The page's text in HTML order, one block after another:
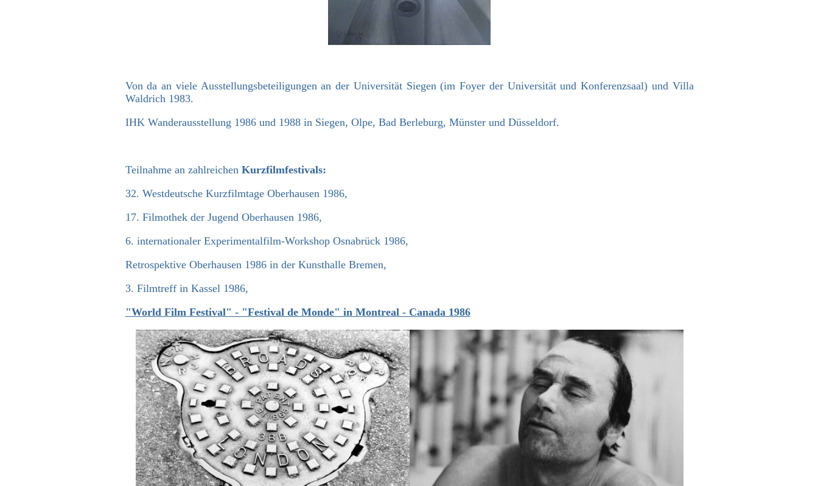
Von da an viele Ausstellungsbeteiligungen an der Universität Siegen (im Foyer der Universität und Konferenzsaal) und Villa
Waldrich 1983.
IHK Wanderausstellung 1986 und 1988 in Siegen, Olpe, Bad Berleburg, Münster und Düsseldorf.
Teilnahme an zahlreichen Kurzfilmfestivals:
32. Westdeutsche Kurzfilmtage Oberhausen 1986,
17. Filmothek der Jugend Oberhausen 1986,
6. internationaler Experimentalfilm-Workshop Osnabrück 1986,
Retrospektive Oberhausen 1986 in der Kunsthalle Bremen,
3. Filmtreff in Kassel 1986,
"World Film Festival" - "Festival de Monde" in Montreal - Canada 1986